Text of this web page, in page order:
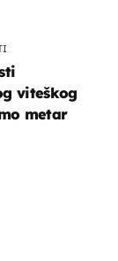
viteškog
metar